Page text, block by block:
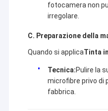
fotocamera non
irregolare.
C. Preparazione della
Quando si applicaTinta
Tecnica:Pulire la
microfibre privo di
fabbrica.